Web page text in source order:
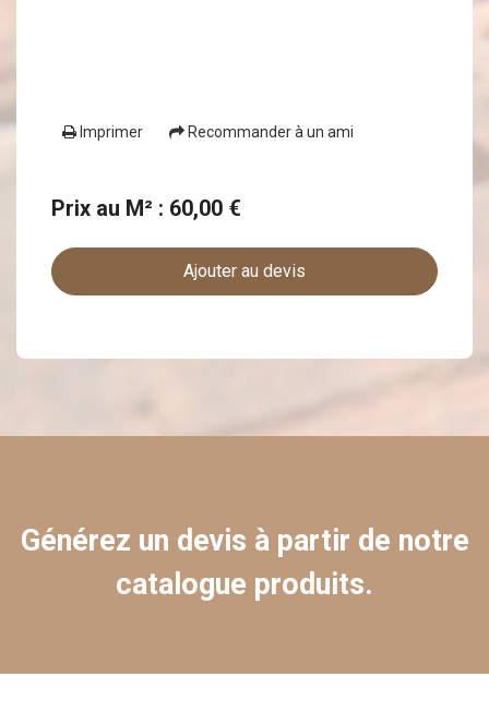
Imprimer Recommander à un ami
Prix au M² : 60,00 €
Ajouter au devis
Générez un devis à partir de notre
catalogue produits.